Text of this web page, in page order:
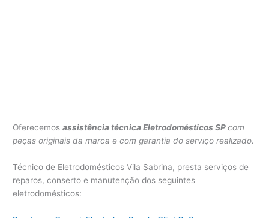
Oferecemosassistência técnica Eletrodomésticos SPcom
peças originais da marca e com garantia do serviço realizado.
Técnico de Eletrodomésticos Vila Sabrina, presta serviços de
reparos, conserto e manutenção dos seguintes
eletrodomésticos: